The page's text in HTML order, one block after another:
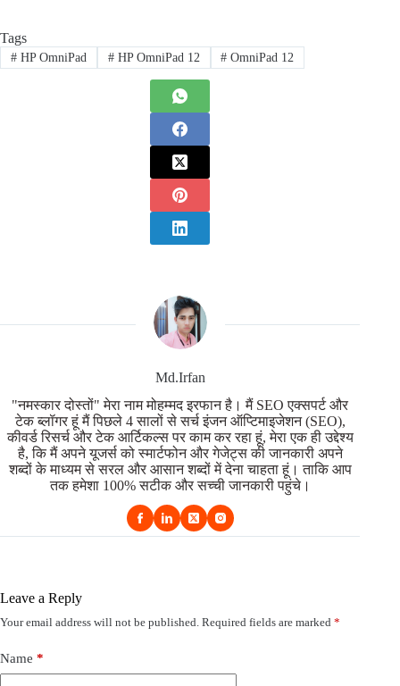
Tags
#HP OmniPad #HP OmniPad 12 # OmniPad 12
Md.Irfan
"नमस्कार दोस्तों" मेरा नाम मोहम्मद इरफान है। मैं SEO एक्सपर्ट और
टेक ब्लॉगर हूं मैं पिछले 4 सालों से सर्च इंजन ऑप्टिमाइजेशन (SEO),
कीवर्ड रिसर्च और टेक आर्टिकल्स पर काम कर रहा हूं, मेरा एक ही उद्देश्य
है, कि मैं अपने यूजर्स को स्मार्टफोन और गेजेट्स की जानकारी अपने
शब्दों के माध्यम से सरल और आसान शब्दों में देना चाहता हूं। ताकि आप
तक हमेशा 100% सटीक और सच्ची जानकारी पहुंचे।
Leave a Reply
Your email address will not be published. Required fields are marked *
Name *